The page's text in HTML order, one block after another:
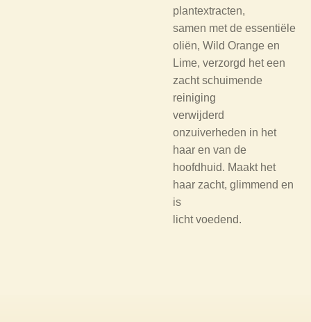
plantextracten,
samen met de essentiële
oliën, Wild Orange en
Lime, verzorgd het een
zacht schuimende
reiniging
verwijderd
onzuiverheden in het
haar en van de
hoofdhuid. Maakt het
haar zacht, glimmend en
is
licht voedend.